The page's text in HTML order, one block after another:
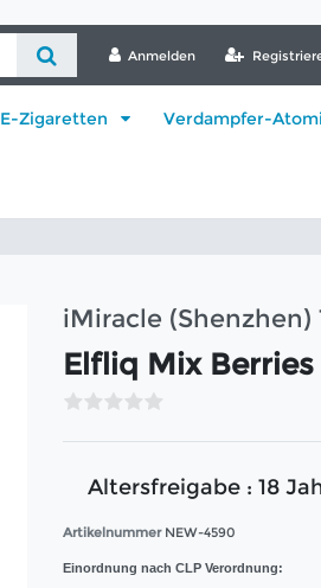
Anmelden
E-Zigaretten Verdampfer-
iMiracle
Elfliq Mix Berries
Altersfreigabe : 18
Artikelnummer NEW-4590
Einordnung nach CLP Verordnung: